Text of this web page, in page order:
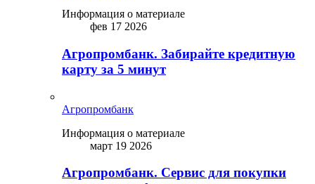
Информация о материале
фев 17 2026
Агропромбанк. Забирайте кредитную
карту за 5 минут
Агропромбанк
Информация о материале
март 19 2026
Агропромбанк. Сервис для покупки